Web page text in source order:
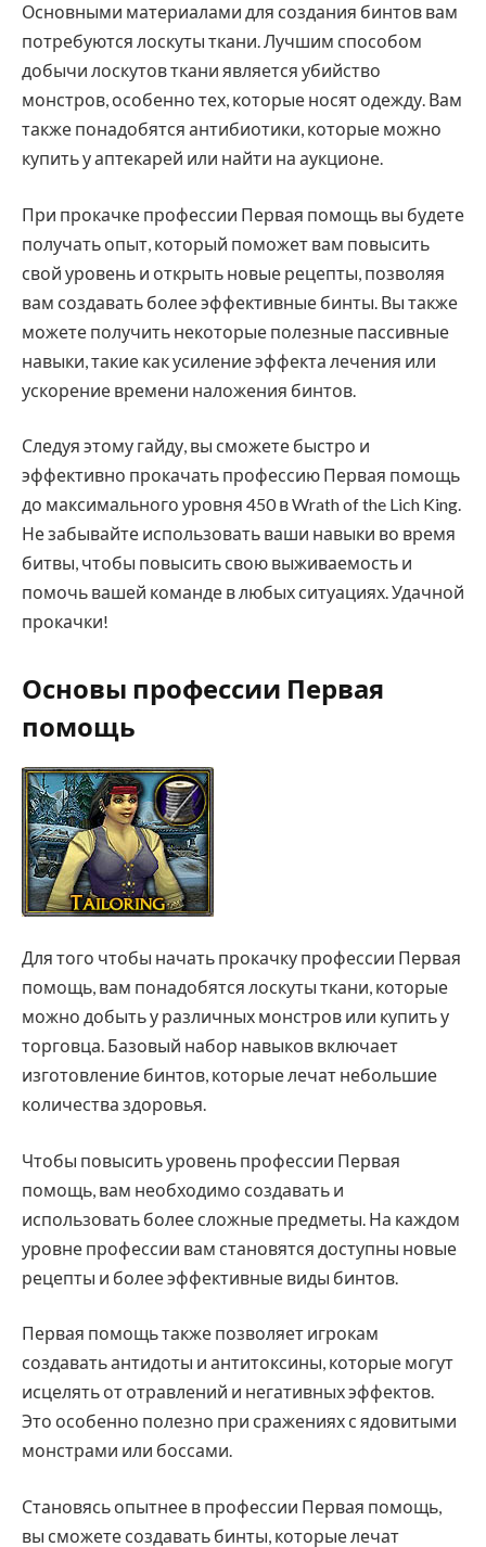
Основными материалами для создания бинтов вам
потребуются лоскуты ткани. Лучшим способом
добычи лоскутов ткани является убийство
монстров, особенно тех, которые носят одежду. Вам
также понадобятся антибиотики, которые можно
купить у аптекарей или найти на аукционе.
При прокачке профессии Первая помощь вы будете
получать опыт, который поможет вам повысить
свой уровень и открыть новые рецепты, позволяя
вам создавать более эффективные бинты. Вы также
можете получить некоторые полезные пассивные
навыки, такие как усиление эффекта лечения или
ускорение времени наложения бинтов.
Следуя этому гайду, вы сможете быстро и
эффективно прокачать профессию Первая помощь
до максимального уровня 450 в Wrath of the Lich King.
Не забывайте использовать ваши навыки во время
битвы, чтобы повысить свою выживаемость и
помочь вашей команде в любых ситуациях. Удачной
прокачки!
Основы профессии Первая
помощь
Для того чтобы начать прокачку профессии Первая
помощь, вам понадобятся лоскуты ткани, которые
можно добыть у различных монстров или купить у
торговца. Базовый набор навыков включает
изготовление бинтов, которые лечат небольшие
количества здоровья.
Чтобы повысить уровень профессии Первая
помощь, вам необходимо создавать и
использовать более сложные предметы. На каждом
уровне профессии вам становятся доступны новые
рецепты и более эффективные виды бинтов.
Первая помощь также позволяет игрокам
создавать антидоты и антитоксины, которые могут
исцелять от отравлений и негативных эффектов.
Это особенно полезно при сражениях с ядовитыми
монстрами или боссами.
Становясь опытнее в профессии Первая помощь,
вы сможете создавать бинты, которые лечат